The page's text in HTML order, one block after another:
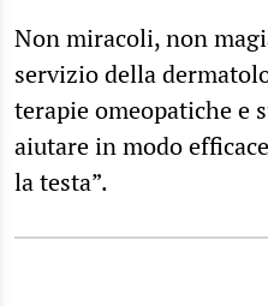
Non miracoli, non
servizio della
terapie omeopatiche e
aiutare in modo
la testa”.